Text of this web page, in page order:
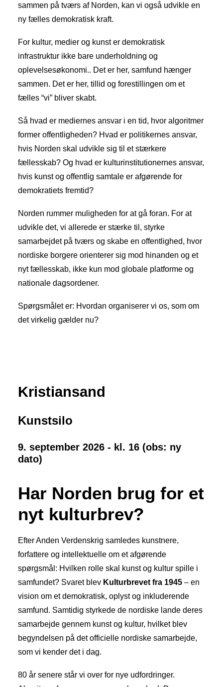
sammen på tværs af Norden, kan vi også udvikle en
ny fælles demokratisk kraft.
For kultur, medier og kunst er demokratisk
infrastruktur ikke bare underholdning og
oplevelsesøkonomi.. Det er her, samfund hænger
sammen. Det er her, tillid og forestillingen om et
fælles “vi” bliver skabt.
Så hvad er mediernes ansvar i en tid, hvor algoritmer
former offentligheden? Hvad er politikernes ansvar,
hvis Norden skal udvikle sig til et stærkere
fællesskab? Og hvad er kulturinstitutionernes ansvar,
hvis kunst og offentlig samtale er afgørende for
demokratiets fremtid?
Norden rummer muligheden for at gå foran. For at
udvikle det, vi allerede er stærke til, styrke
samarbejdet på tværs og skabe en offentlighed, hvor
nordiske borgere orienterer sig mod hinanden og et
nyt fællesskab, ikke kun mod globale platforme og
nationale dagsordener.
Spørgsmålet er: Hvordan organiserer vi os, som om
det virkelig gælder nu?
Kristiansand
Kunstsilo
9. september 2026 - kl. 16 (obs: ny
dato)
Har Norden brug for et
nyt kulturbrev?
Efter Anden Verdenskrig samledes kunstnere,
forfattere og intellektuelle om et afgørende
spørgsmål: Hvilken rolle skal kunst og kultur spille i
samfundet? Svaret blev Kulturbrevet fra 1945 – en
vision om et demokratisk, oplyst og inkluderende
samfund. Samtidig styrkede de nordiske lande deres
samarbejde gennem kunst og kultur, hvilket blev
begyndelsen på det officielle nordiske samarbejde,
som vi kender det i dag.
80 år senere står vi over for nye udfordringer.